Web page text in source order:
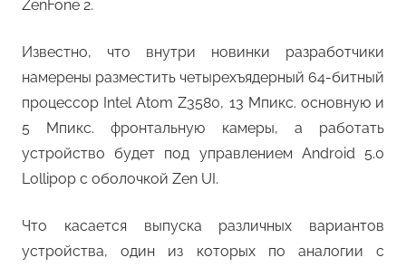
ZenFone 2.
Известно, что внутри новинки разработчики
намерены разместить четырехъядерный 64-битный
процессор Intel Atom Z3580, 13 Мпикс. основную и
5 Мпикс. фронтальную камеры, а работать
устройство будет под управлением Android 5.0
Lollipop с оболочкой Zen UI.
Что касается выпуска различных вариантов
устройства, один из которых по аналогии с